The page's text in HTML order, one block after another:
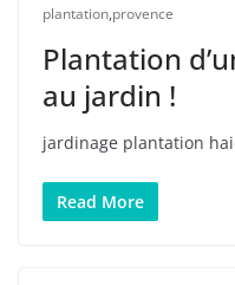
plantation,provence
Plantation
au jardin !
jardinage plantation
Read More